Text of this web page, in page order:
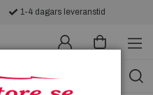
1-4 dagars leveranstid